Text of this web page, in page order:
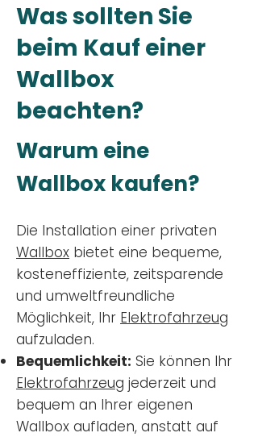
Was sollten Sie
beim Kauf einer
Wallbox
beachten?
Warum eine
Wallbox kaufen?
Die Installation einer privaten
Wallbox bietet eine bequeme,
kosteneffiziente, zeitsparende
und umweltfreundliche
Möglichkeit, Ihr Elektrofahrzeug
aufzuladen.
Bequemlichkeit: Sie können Ihr
Elektrofahrzeug jederzeit und
bequem an Ihrer eigenen
Wallbox aufladen, anstatt auf